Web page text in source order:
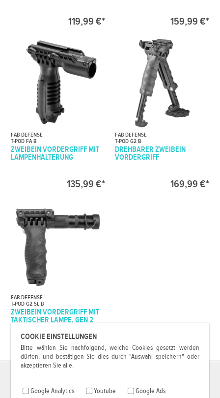
COOKIE EINSTELLUNGEN
Bitte wählen Sie nachfolgend, welche Cookies gesetzt werden
dürfen, und bestätigen Sie dies durch "Auswahl speichern" oder
akzeptieren Sie alle.
Google Analytics Youtube Google Ads
119,99 €* 159,99 €*
FAB DEFENSE
T-POD FA B
ZWEIBEIN VORDERGRIFF MIT
LAMPENHALTERUNG
135,99 €*
FAB DEFENSE
T-POD G2 B
DREHBARER ZWEIBEIN
VORDERGRIFF
169,99 €*
FAB DEFENSE
T-POD G2 SL B
ZWEIBEIN VORDERGRIFF MIT
TAKTISCHER LAMPE, GEN 2
299,99 €*